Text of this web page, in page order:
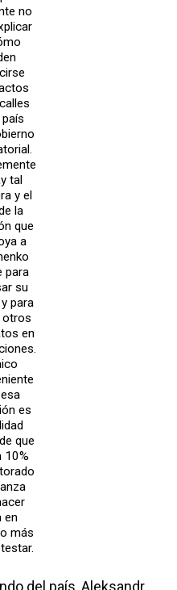
no
tal
y el
la
que
a
para
su
para
otros
en
es
que
10%
en
más
del país, Aleksandr